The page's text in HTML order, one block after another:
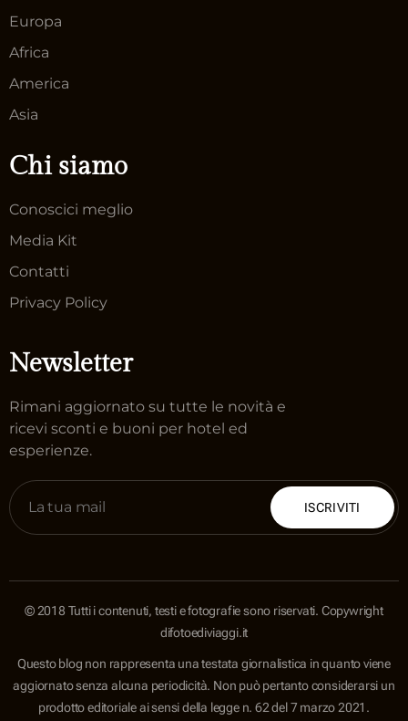
Europa
Africa
America
Asia
Chi siamo
Conoscici meglio
Media Kit
Contatti
Privacy Policy
Newsletter
Rimani aggiornato su tutte le novità e
ricevi sconti e buoni per hotel ed
esperienze.
ISCRIVITI
© 2018 Tutti i contenuti, testi e fotografie sono riservati. Copywright
difotoediviaggi.it
Questo blog non rappresenta una testata giornalistica in quanto viene
aggiornato senza alcuna periodicità. Non può pertanto considerarsi un
prodotto editoriale ai sensi della legge n. 62 del 7 marzo 2021.